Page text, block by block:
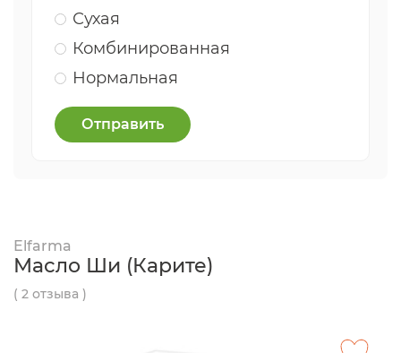
Сухая
Комбинированная
Нормальная
Отправить
Elfarma
Масло Ши (Карите)
( 2 отзыва )